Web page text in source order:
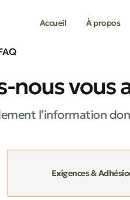
Accueil À propos
vous
l’information
Exigences &